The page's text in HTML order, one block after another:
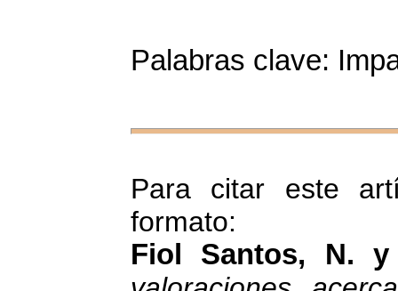
Palabras clave:
Para citar este
formato:
Fiol Santos, N.